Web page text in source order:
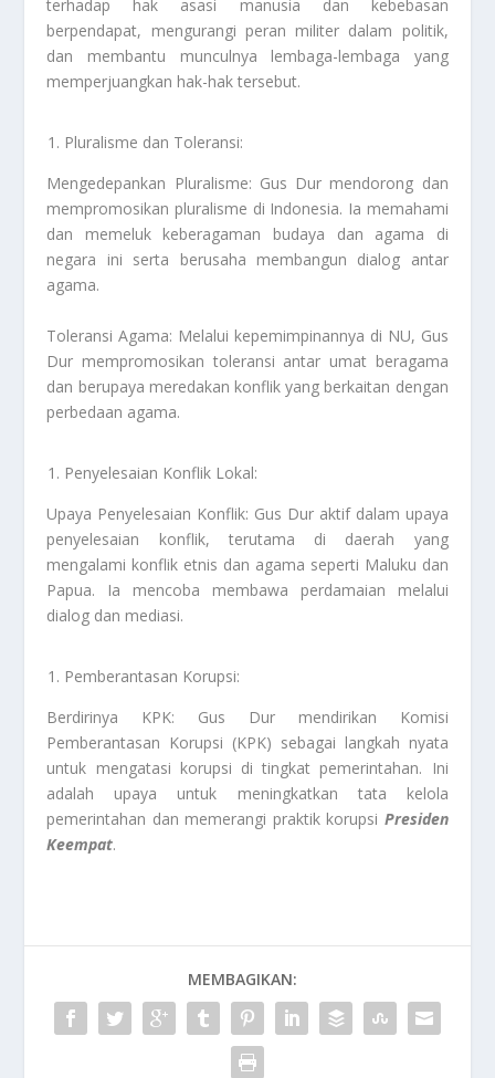
terhadap hak asasi manusia dan kebebasan
berpendapat, mengurangi peran militer dalam politik,
dan membantu munculnya lembaga-lembaga yang
memperjuangkan hak-hak tersebut.
Pluralisme dan Toleransi:
Mengedepankan Pluralisme: Gus Dur mendorong dan
mempromosikan pluralisme di Indonesia. Ia memahami
dan memeluk keberagaman budaya dan agama di
negara ini serta berusaha membangun dialog antar
agama.
Toleransi Agama: Melalui kepemimpinannya di NU, Gus
Dur mempromosikan toleransi antar umat beragama
dan berupaya meredakan konflik yang berkaitan dengan
perbedaan agama.
Penyelesaian Konflik Lokal:
Upaya Penyelesaian Konflik: Gus Dur aktif dalam upaya
penyelesaian konflik, terutama di daerah yang
mengalami konflik etnis dan agama seperti Maluku dan
Papua. Ia mencoba membawa perdamaian melalui
dialog dan mediasi.
Pemberantasan Korupsi:
Berdirinya KPK: Gus Dur mendirikan Komisi
Pemberantasan Korupsi (KPK) sebagai langkah nyata
untuk mengatasi korupsi di tingkat pemerintahan. Ini
adalah upaya untuk meningkatkan tata kelola
pemerintahan dan memerangi praktik korupsi Presiden
Keempat.
MEMBAGIKAN: